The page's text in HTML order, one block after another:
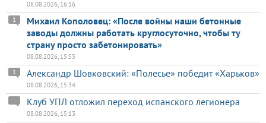
08.08.2026, 16:16
Михаил Кополовец: «После войны наши бетонные
заводы должны работать круглосуточно, чтобы ту
страну просто забетонировать»
1
08.08.2026, 15:55
Александр Шовковский: «Полесье» победит «Харьков»
1
08.08.2026, 15:34
Клуб УПЛ отложил переход испанского легионера
08.08.2026, 15:13